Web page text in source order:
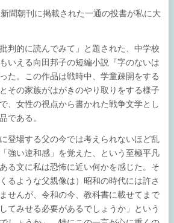
聞朝刊に掲載された一通の投書が私に大
判的に読んでみて」と題された、中学校
いえる向田邦子の短編小説『字のないは
た。この作品は戦時中、学童疎開をする
その家族がはがきのやり取りをする様子
、女性の視点から書かれた戦争文学とし
である。
登場する父の今では考えられないほど乱
強い違和感」を覚えた、という至極平凡
る文に私は恐怖に近い何かを感じた。そ
るような父親像は）昭和の時代には許さ
せんが、令和の今、教科書に載せてまで
てみせる必要があるでしょうか」という